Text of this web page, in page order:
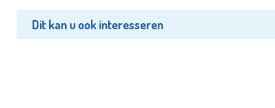
Dit kan u ook interesseren